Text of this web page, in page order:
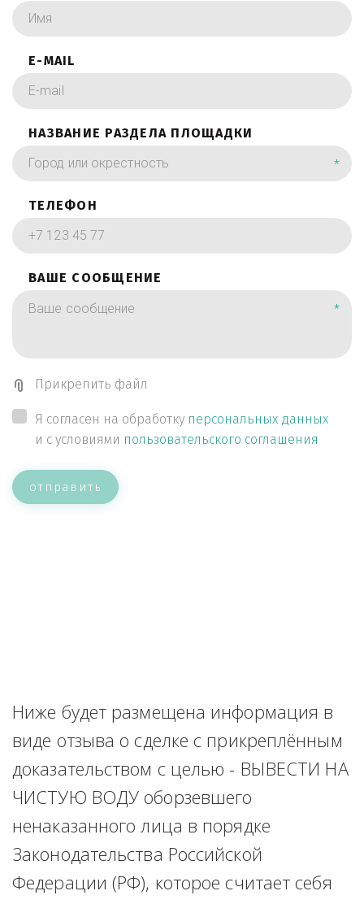
E-MAIL
НАЗВАНИЕ РАЗДЕЛА ПЛОЩАДКИ
*
ТЕЛЕФОН
ВАШЕ СООБЩЕНИЕ
*
Прикрепить файл
Я согласен на обработку персональных данных
и с условиями пользовательского соглашения
отправить
Ниже будет размещена информация в
виде отзыва о сделке с прикреплённым
доказательством с целью - ВЫВЕСТИ НА
ЧИСТУЮ ВОДУ оборзевшего
ненаказанного лица в порядке
Законодательства Российской
Федерации (РФ), которое считает себя